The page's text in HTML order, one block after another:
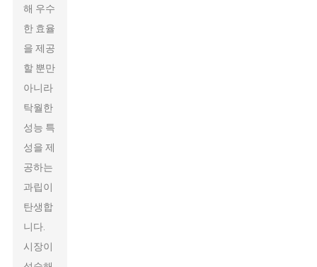
해 우수
한 효율
을 제공
할 뿐만
아니라
탁월한
성능 특
성을 제
공하는
과립이
탄생합
니다.
시장이